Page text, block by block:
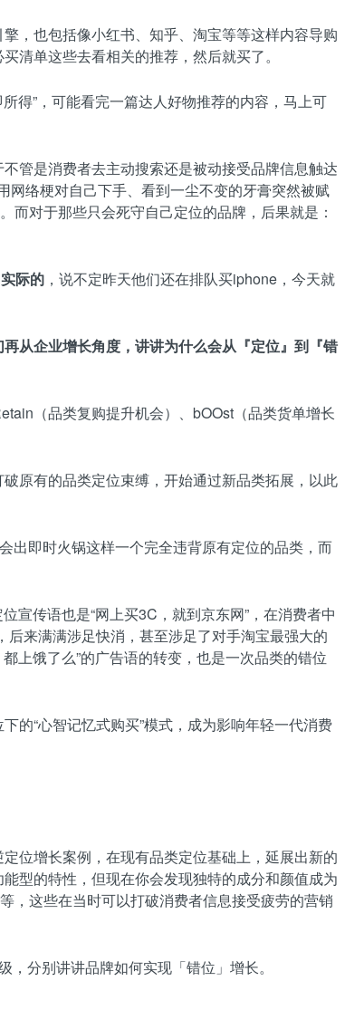
，也包括像小红书、知乎、淘宝等等这样内容导购
清单这些去看相关的推荐，然后就买了。
得”，可能看完一篇达人好物推荐的内容，马上可
管是消费者去主动搜索还是被动接受品牌信息触达
网络梗对自己下手、看到一尘不变的牙膏突然被赋
对于那些只会死守自己定位的品牌，后果就是：
际的 ，说不定昨天他们还在排队买iphone，今天就
从企业增长角度，讲讲为什么会从『定位』到『错
（品类复购提升机会）、bOOst（品类货单增长
原有的品类定位束缚，开始通过新品类拓展，以此
出即时火锅这样一个完全违背原有定位的品类，而
宣传语也是“网上买3C，就到京东网”，在消费者中
来满满涉足快消，甚至涉足了对手淘宝最强大的
上饿了么”的广告语的转变，也是一次品类的错位
的“心智记忆式购买”模式，成为影响年轻一代消费
位增长案例，在现有品类定位基础上，延展出新的
型的特性，但现在你会发现独特的成分和颜值成为
，这些在当时可以打破消费者信息接受疲劳的营销
分别讲讲品牌如何实现「错位」增长。